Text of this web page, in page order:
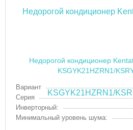
Недорогой кондиционер
KSGYK21HZRN1/
Вариант
Серия
Инверторный:
Минимальный уровень шума: